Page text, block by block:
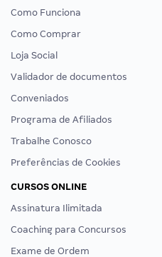
Como Funciona
Como Comprar
Loja Social
Validador de documentos
Conveniados
Programa de Afiliados
Trabalhe Conosco
Preferências de Cookies
CURSOS ONLINE
Assinatura Ilimitada
Coaching para Concursos
Exame de Ordem